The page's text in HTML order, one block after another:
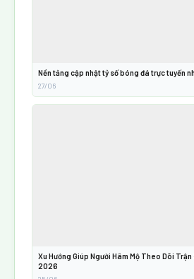
Nền tảng cập nhật tỷ số bóng đá trực tuyến
27/06
Xu Hướng Giúp Người Hâm Mộ Theo Dõi Trận
2026